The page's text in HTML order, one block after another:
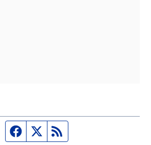
Página de Facebook
Fuente Twitter